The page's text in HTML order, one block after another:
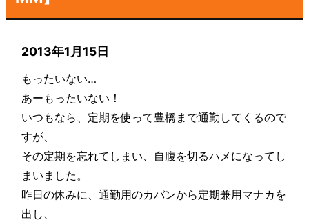
2013年1月15日
もったいない…
あーもったいない！
いつもなら、定期を使って豊橋まで通勤してくるので
すが、
その定期を忘れてしまい、自腹を切るハメになってし
まいました。
昨日の休みに、通勤用のカバンから定期兼用マナカを
出し、